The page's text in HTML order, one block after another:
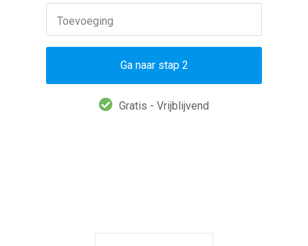
Toevoeging
Ga naar stap 2
Gratis - Vrijblijvend